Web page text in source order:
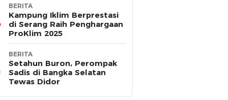
BERITA
Kampung Iklim Berprestasi
di Serang Raih Penghargaan
ProKlim 2025
BERITA
Setahun Buron, Perompak
Sadis di Bangka Selatan
Tewas Didor